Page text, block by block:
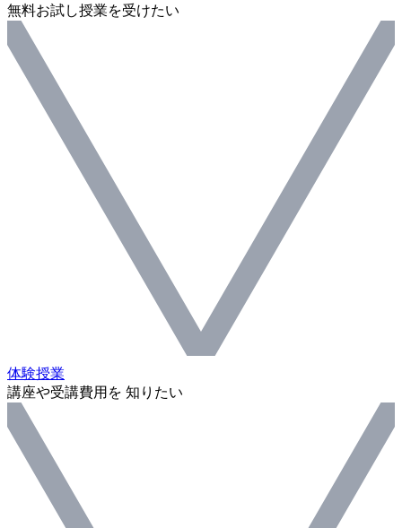
無料お試し授業を受けたい
体験授業
講座や受講費用を 知りたい